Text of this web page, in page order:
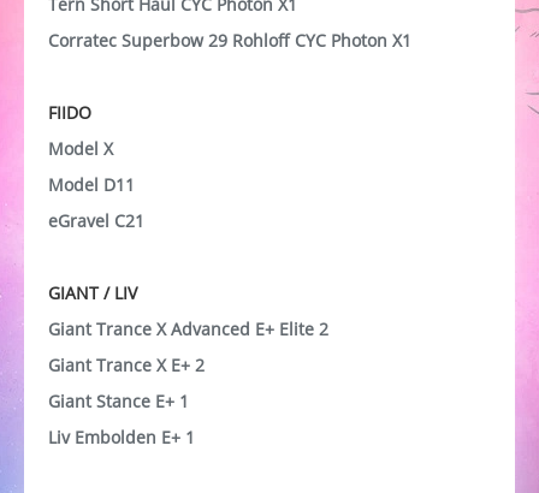
Tern Short Haul CYC Photon X1
Corratec Superbow 29 Rohloff CYC Photon X1
FIIDO
Model X
Model D11
eGravel C21
GIANT / LIV
Giant Trance X Advanced E+ Elite 2
Giant Trance X E+ 2
Giant Stance E+ 1
Liv Embolden E+ 1